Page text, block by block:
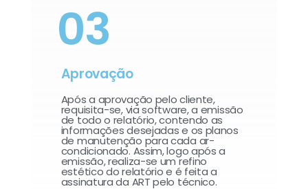
03
Aprovação
Após a aprovação pelo cliente,
requisita-se, via software, a emissão
de todo o relatório, contendo as
informações desejadas e os planos
de manutenção para cada ar-
condicionado. Assim, logo após a
emissão, realiza-se um refino
estético do relatório e é feita a
assinatura da ART pelo técnico.